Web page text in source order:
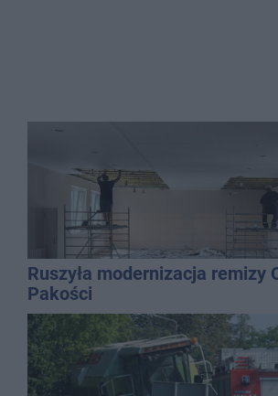
Ruszyła modernizacja remizy
Pakości